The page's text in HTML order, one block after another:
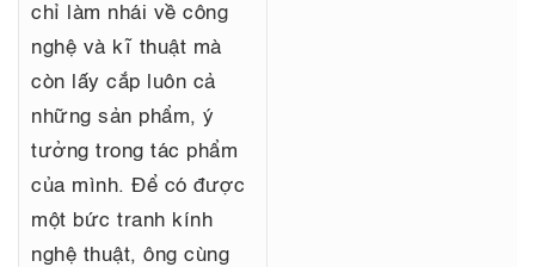
chỉ làm nhái về công
nghệ và kĩ thuật mà
còn lấy cắp luôn cả
những sản phẩm, ý
tưởng trong tác phẩm
của mình. Để có được
một bức tranh kính
nghệ thuật, ông cùng